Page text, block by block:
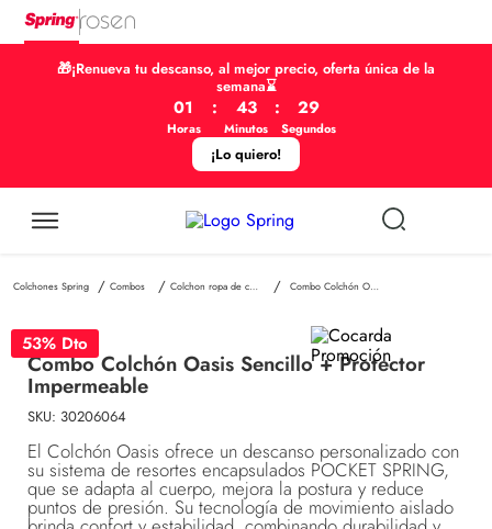
🎁¡Renueva tu descanso, al mejor precio, oferta única de la
semana⌛
01
Horas
: 43
Minutos
: 29
Segundos
¡Lo quiero!
Combos Colchon ropa de cama Combo Colchón Oasis Sencillo + Protector Impermeable
53% Dto
Combo Colchón Oasis Sencillo + Protector
Impermeable
SKU: 30206064
El Colchón Oasis ofrece un descanso personalizado con
su sistema de resortes encapsulados POCKET SPRING,
que se adapta al cuerpo, mejora la postura y reduce
puntos de presión. Su tecnología de movimiento aislado